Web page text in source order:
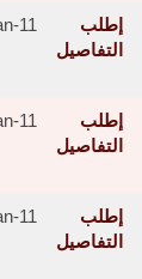
إطلب
التفاصيل
11-Jan
إطلب
التفاصيل
11-Jan
إطلب
التفاصيل
11-Jan